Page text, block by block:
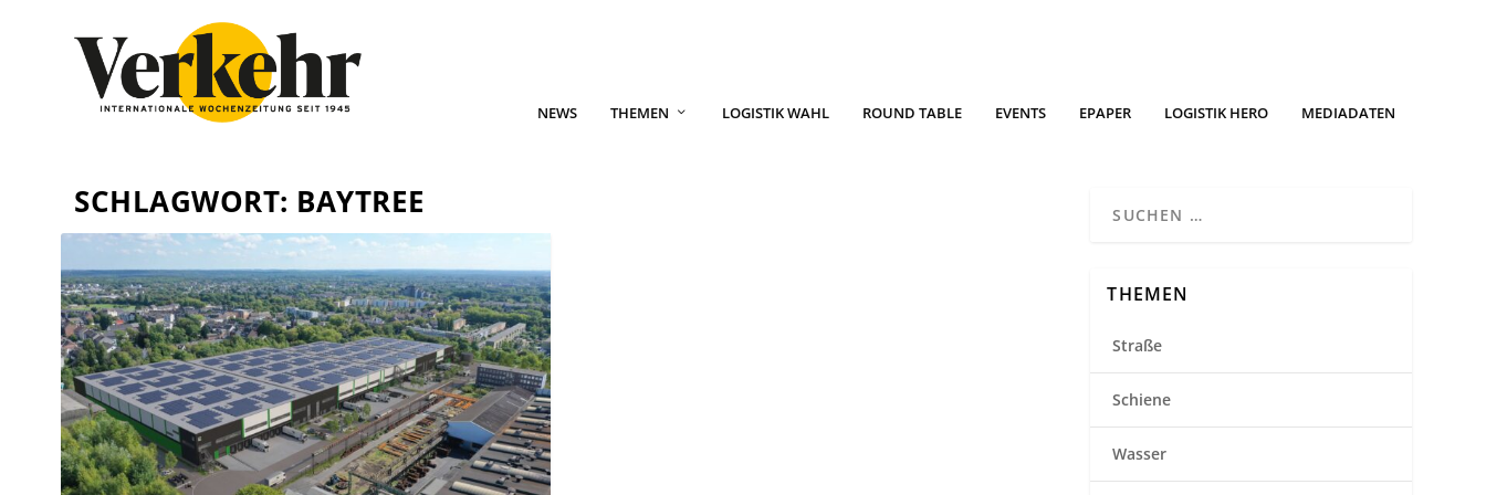
NEWS THEMEN LOGISTIK WAHL ROUND TABLE EVENTS EPAPER LOGISTIK HERO MEDIADATEN
SCHLAGWORT: BAYTREE
THEMEN
Straße
Schiene
Wasser